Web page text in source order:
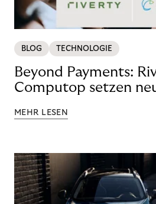
BLOG TECHNOLOGIE
Beyond Payments:
Computop setzen
MEHR LESEN